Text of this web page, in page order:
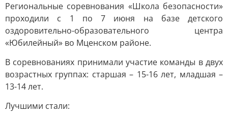
Региональные соревнования «Школа безопасности»
проходили с 1 по 7 июня на базе детского
оздоровительно-образовательного центра
«Юбилейный» во Мценском районе.
В соревнованиях принимали участие команды в двух
возрастных группах: старшая – 15-16 лет, младшая –
13-14 лет.
Лучшими стали: